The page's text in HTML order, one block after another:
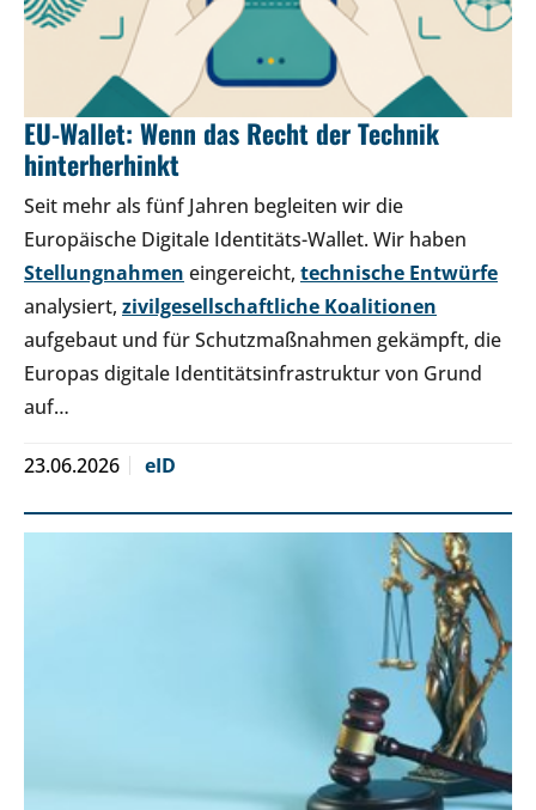
EU-Wallet: Wenn das Recht der Technik
hinterherhinkt
Seit mehr als fünf Jahren begleiten wir die
Europäische Digitale Identitäts-Wallet. Wir haben
Stellungnahmen eingereicht, technische Entwürfe
analysiert, zivilgesellschaftliche Koalitionen
aufgebaut und für Schutzmaßnahmen gekämpft, die
Europas digitale Identitätsinfrastruktur von Grund
auf…
23.06.2026 eID